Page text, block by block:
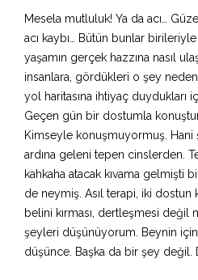
Mesela mutluluk! Ya da acı…
acı kaybı… Bütün bunlar
yaşamın gerçek hazzına nasıl
insanlara, gördükleri o şey
yol haritasına ihtiyaç duydukları
Geçen gün bir dostumla
Kimseyle konuşmuyormuş. Hani
ardına geleni tepen cinslerden.
kahkaha atacak kıvama gelmişti
de neymiş. Asıl terapi, iki dostun
belini kırması, dertleşmesi değil
şeyleri düşünüyorum. Beynin
düşünce. Başka da bir şey değil.